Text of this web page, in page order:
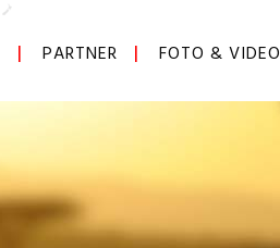
PARTNER FOTO & VIDEO